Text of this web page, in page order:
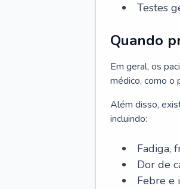
Testes
Quando
Em geral, os
médico, como o
Além disso,
incluindo:
Fadiga,
Dor de
Febre e